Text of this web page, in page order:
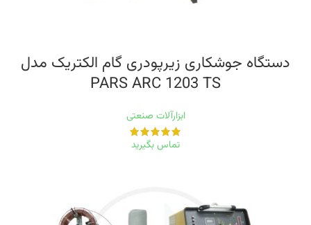
دستگاه جوشکاری زیرپودری گام الکتریک مدل
PARS ARC 1203 TS
ابزارآلات صنعتی
تماس بگیرید